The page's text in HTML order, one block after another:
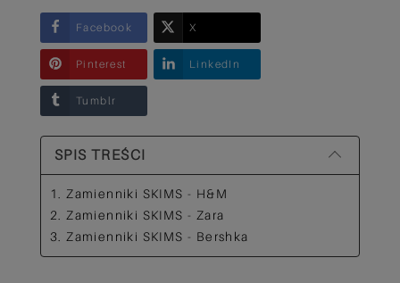
Facebook X
Pinterest LinkedIn
Tumblr
SPIS TREŚCI
1. Zamienniki SKIMS - H&M
2. Zamienniki SKIMS - Zara
3. Zamienniki SKIMS - Bershka